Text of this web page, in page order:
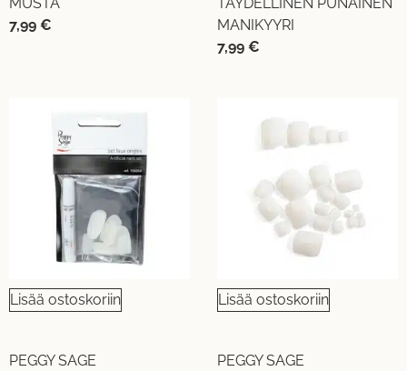
7,99 €
MANIKYYRI
7,99 €
Lisää ostoskoriin
PEGGY SAGE
Lisää ostoskoriin
PEGGY SAGE